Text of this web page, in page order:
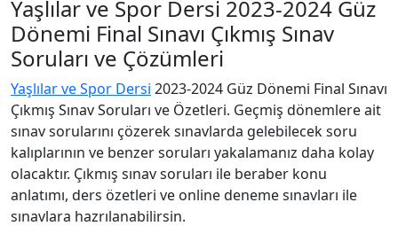
Yaşlılar ve Spor Dersi 2023-2024 Güz
Dönemi Final Sınavı Çıkmış Sınav
Soruları ve Çözümleri
Yaşlılar ve Spor Dersi 2023-2024 Güz Dönemi Final Sınavı
Çıkmış Sınav Soruları ve Özetleri. Geçmiş dönemlere ait
sınav sorularını çözerek sınavlarda gelebilecek soru
kalıplarının ve benzer soruları yakalamanız daha kolay
olacaktır. Çıkmış sınav soruları ile beraber konu
anlatımı, ders özetleri ve online deneme sınavları ile
sınavlara hazrılanabilirsin.